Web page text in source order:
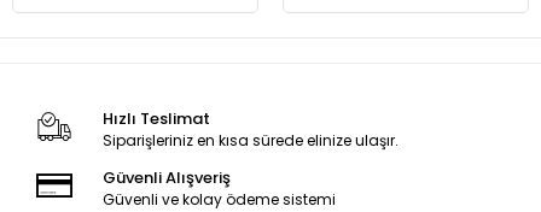
Hızlı Teslimat
Siparişleriniz en kısa sürede elinize ulaşır.
Güvenli Alışveriş
Güvenli ve kolay ödeme sistemi